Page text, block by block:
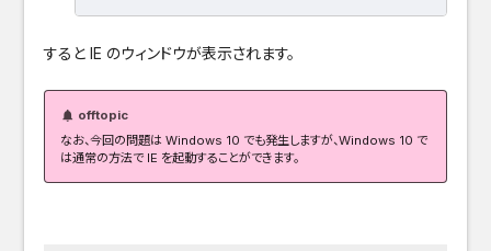
すると IE のウィンドウが表示されます。
notifications offtopic
なお、今回の問題は Windows 10 でも発生しますが、Windows 10 で
は通常の方法で IE を起動することができます。